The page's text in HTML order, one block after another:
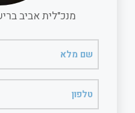
מנכ"לית אביב
מלא